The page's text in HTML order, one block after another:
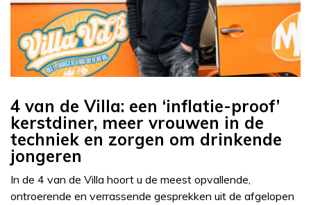
4 van de Villa: een ‘inflatie-proof’
kerstdiner, meer vrouwen in de
techniek en zorgen om drinkende
jongeren
In de 4 van de Villa hoort u de meest opvallende,
ontroerende en verrassende gesprekken uit de afgelopen